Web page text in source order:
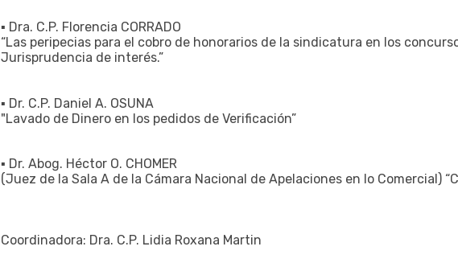
▪ Dra. C.P. Florencia CORRADO
“Las peripecias para el cobro de honorarios de la sindicatura en los
Jurisprudencia de interés.”
▪ Dr. C.P. Daniel A. OSUNA
"Lavado de Dinero en los pedidos de Verificación”
▪ Dr. Abog. Héctor O. CHOMER
(Juez de la Sala A de la Cámara Nacional de Apelaciones en lo Comercial)
Coordinadora: Dra. C.P. Lidia Roxana Martin